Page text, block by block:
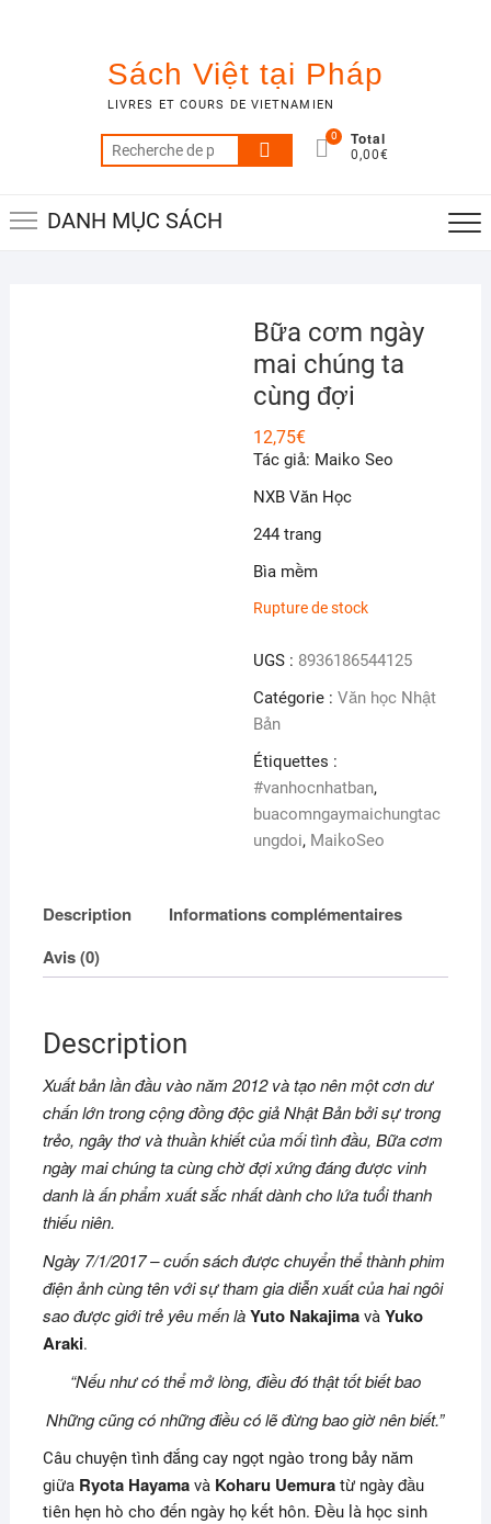
Sách Việt tại Pháp
LIVRES ET COURS DE VIETNAMIEN
Recherche
pour :
0 Total
0,00€
DANH MỤC SÁCH
Bữa cơm ngày
mai chúng ta
cùng đợi
12,75€
Tác giả: Maiko Seo
NXB Văn Học
244 trang
Bìa mềm
Rupture de stock
UGS : 8936186544125
Catégorie :Văn học Nhật
Bản
Étiquettes :
#vanhocnhatban,
buacomngaymaichungtac
ungdoi, MaikoSeo
Description
Informations complémentaires
Avis (0)
Description
Xuất bản lần đầu vào năm 2012 và tạo nên một cơn dư
chấn lớn trong cộng đồng độc giả Nhật Bản bởi sự trong
trẻo, ngây thơ và thuần khiết của mối tình đầu, Bữa cơm
ngày mai chúng ta cùng chờ đợi xứng đáng được vinh
danh là ấn phẩm xuất sắc nhất dành cho lứa tuổi thanh
thiếu niên.
Ngày 7/1/2017 – cuốn sách được chuyển thể thành phim
điện ảnh cùng tên với sự tham gia diễn xuất của hai ngôi
sao được giới trẻ yêu mến làYuto Nakajimavà Yuko
Araki.
“Nếu như có thể mở lòng, điều đó thật tốt biết bao
Những cũng có những điều có lẽ đừng bao giờ nên biết.”
Câu chuyện tình đắng cay ngọt ngào trong bảy năm
giữa Ryota Hayamavà Koharu Uemuratừ ngày đầu
tiên hẹn hò cho đến ngày họ kết hôn. Đều là học sinh